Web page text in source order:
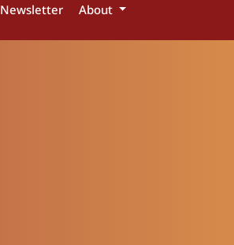
Newsletter About